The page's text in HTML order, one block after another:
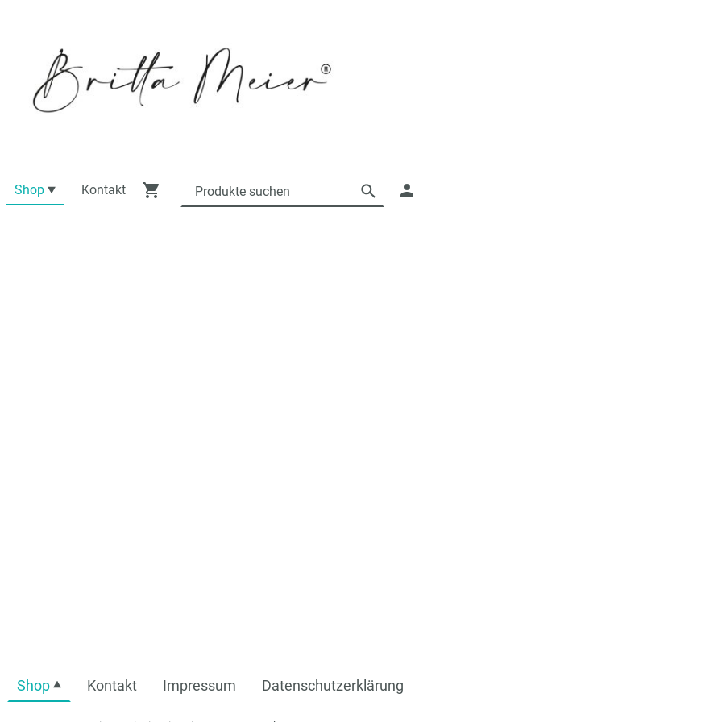
Shop Kontakt
Shop Kontakt Impressum Datenschutzerklärung